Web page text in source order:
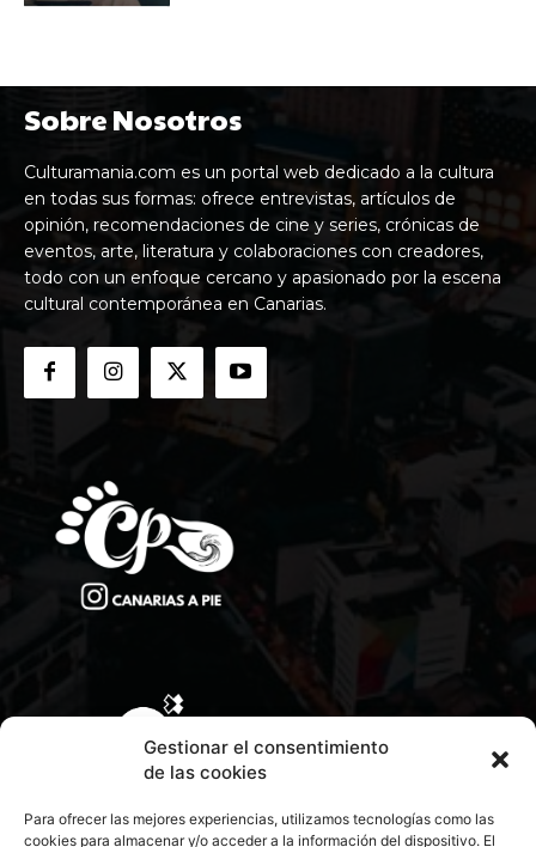
Gestionar el consentimiento
de las cookies
Para ofrecer las mejores experiencias, utilizamos tecnologías como las
cookies para almacenar y/o acceder a la información del dispositivo. El
Sobre Nosotros
Culturamania.com es un portal web dedicado a la cultura
en todas sus formas: ofrece entrevistas, artículos de
opinión, recomendaciones de cine y series, crónicas de
eventos, arte, literatura y colaboraciones con creadores,
todo con un enfoque cercano y apasionado por la escena
cultural contemporánea en Canarias.